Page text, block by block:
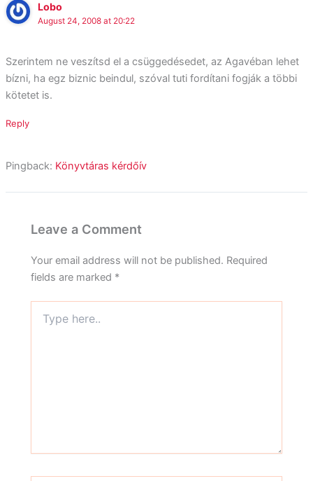
Lobo
August 24, 2008 at 20:22
Szerintem ne veszítsd el a csüggedésedet, az Agavéban lehet
bízni, ha egz biznic beindul, szóval tuti fordítani fogják a többi
kötetet is.
Reply
Pingback: Könyvtáras kérdőív
Leave a Comment
Your email address will not be published. Required
fields are marked *
here..